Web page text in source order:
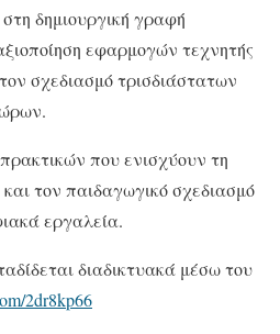
δημιουργική γραφή
εφαρμογών τεχνητής
σχεδιασμό τρισδιάστατων
που ενισχύουν τη
τον παιδαγωγικό σχεδιασμό
εργαλεία.
διαδικτυακά μέσω του
2dr8kp66